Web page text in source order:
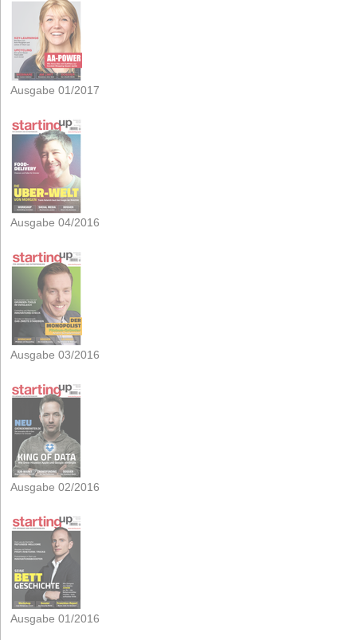
Ausgabe 01/2017
Ausgabe 04/2016
Ausgabe 03/2016
Ausgabe 02/2016
Ausgabe 01/2016